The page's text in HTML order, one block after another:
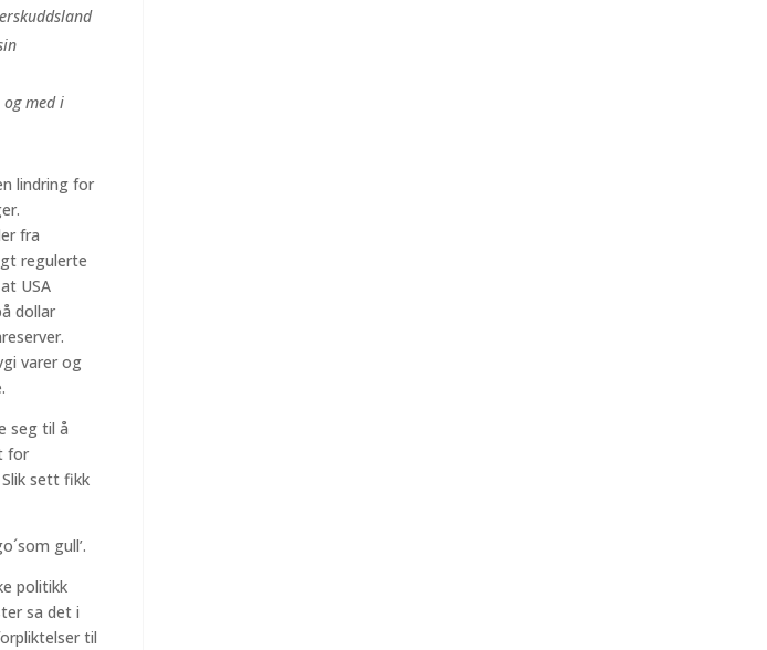
med i
lindring for
fra
regulerte
USA
dollar
varer og
seg til å
for
sett fikk
gull’.
politikk
sa det i
til